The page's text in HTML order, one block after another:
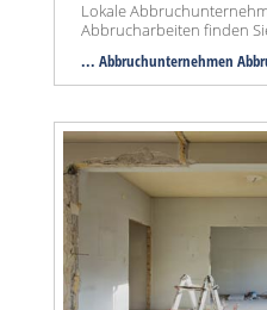
Lokale
Abbrucharbeiten finden
... Abbruchunternehmen